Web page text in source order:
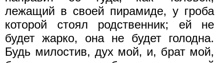
лежащий в своей пирамиде, у гроба
которой стоял родственник; ей не
будет жарко, она не будет голодна.
Будь милостив, дух мой, и, брат мой,